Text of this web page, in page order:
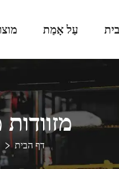
עַל אָמַת
דף הבית